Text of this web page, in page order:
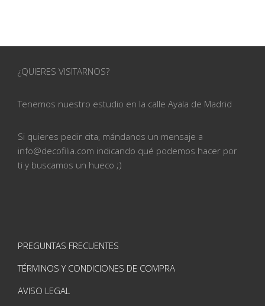
¿QUIERES VISITARNOS?
Tenemos nuestro estudio en la calle Ayala de Madrid
Si quieres pedir cita, mándanos un mensaje a
info@decofilia.com indicando qué podemos hacer por
ti y buscamos un hueco ;)
PREGUNTAS FRECUENTES
TÉRMINOS Y CONDICIONES DE COMPRA
AVISO LEGAL